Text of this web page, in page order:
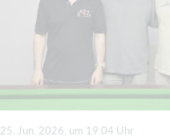
25. Jun. 2026, um 19.04 Uhr